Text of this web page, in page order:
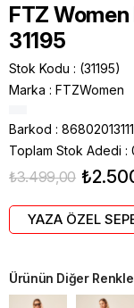
FTZ Women
31195
Stok Kodu
(31195)
Marka : FTZWomen
Barkod :
Toplam Stok Adedi :
₺3.499,00
YAZA ÖZEL
Ürünün Diğer